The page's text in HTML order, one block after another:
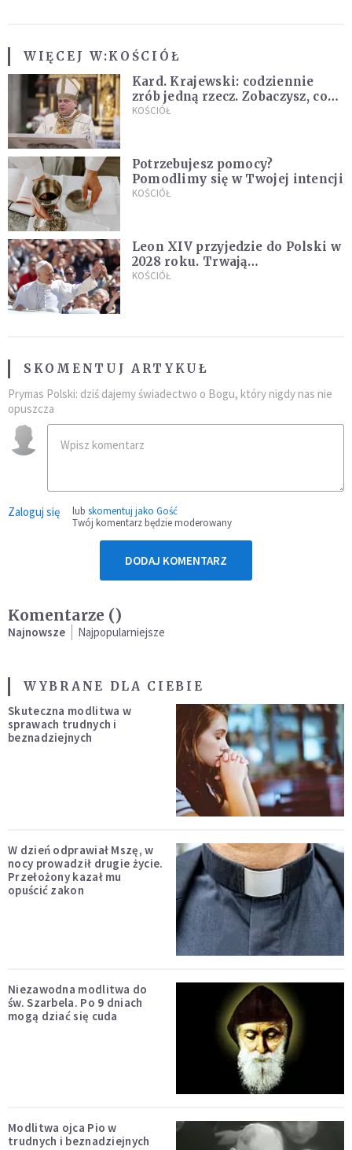
WIĘCEJ W:KOŚCIÓŁ
Kard. Krajewski: codziennie
zrób jedną rzecz. Zobaczysz, co
stanie się z twoim życiem
KOŚCIÓŁ
Potrzebujesz pomocy?
Pomodlimy się w Twojej intencji
KOŚCIÓŁ
Leon XIV przyjedzie do Polski w
2028 roku. Trwają
przygotowania do papieskiej
KOŚCIÓŁ
SKOMENTUJ ARTYKUŁ
Prymas Polski: dziś dajemy świadectwo o Bogu, który nigdy nas nie
opuszcza
Zaloguj się lub skomentuj jako Gość
Twój komentarz będzie moderowany
DODAJ KOMENTARZ
Komentarze ()
Najnowsze Najpopularniejsze
WYBRANE DLA CIEBIE
Skuteczna modlitwa w
sprawach trudnych i
beznadziejnych
W dzień odprawiał Mszę, w
nocy prowadził drugie życie.
Przełożony kazał mu
opuścić zakon
Niezawodna modlitwa do
św. Szarbela. Po 9 dniach
mogą dziać się cuda
Modlitwa ojca Pio w
trudnych i beznadziejnych